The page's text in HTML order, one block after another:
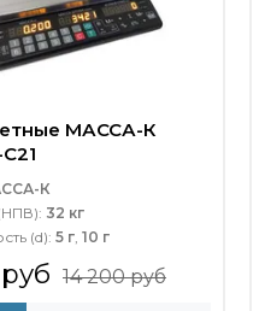
МАССА-К
К
32 кг
(d): 5 г, 10 г
руб 14 200 руб